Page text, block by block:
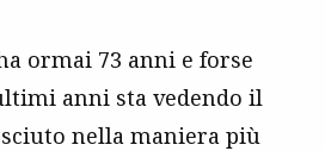
ormai 73 anni e forse
anni sta vedendo il
nella maniera più